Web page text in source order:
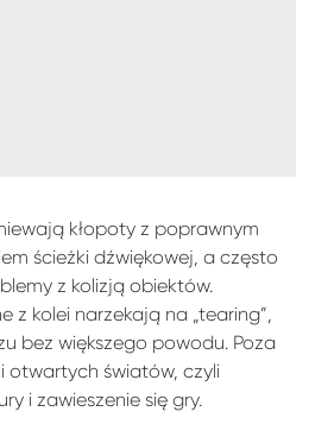
kłopoty z poprawnym
ścieżki dźwiękowej, a często
z kolizją obiektów.
z kolei narzekają na „tearing”,
bez większego powodu. Poza
otwartych światów, czyli
i zawieszenie się gry.